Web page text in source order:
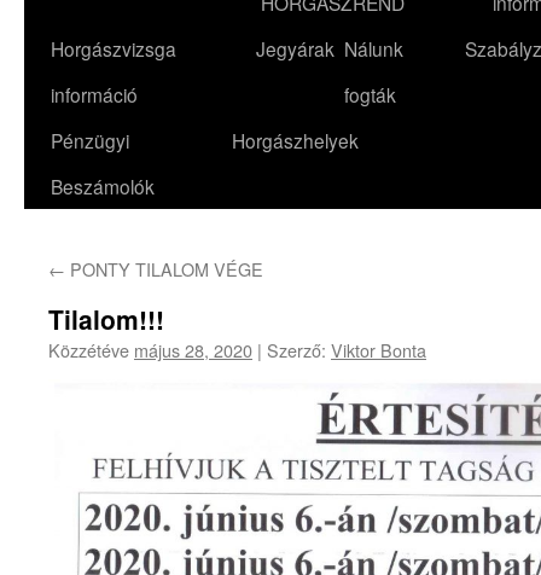
tartalomba
Horgászvizsga
információ
Jegyárak Nálunk
fogták
Pénzügyi
Beszámolók
Horgászhelyek
← PONTY TILALOM VÉGE
Tilalom!!!
Közzétéve május 28, 2020 | Szerző: Viktor Bonta